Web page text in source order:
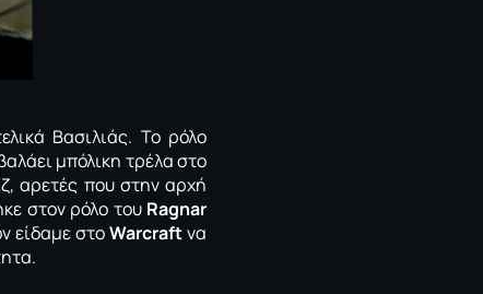
Βασιλιάς. Το ρόλο
μπόλικη τρέλα στο
αρετές που στην αρχή
στον ρόλο τουRagnar
είδαμε στοWarcraftνα